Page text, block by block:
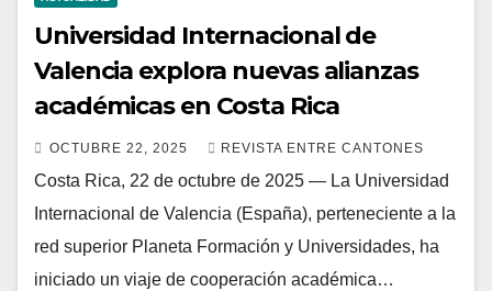
Universidad Internacional de
Valencia explora nuevas alianzas
académicas en Costa Rica
OCTUBRE 22, 2025 REVISTA ENTRE CANTONES
Costa Rica, 22 de octubre de 2025 — La Universidad
Internacional de Valencia (España), perteneciente a la
red superior Planeta Formación y Universidades, ha
iniciado un viaje de cooperación académica…